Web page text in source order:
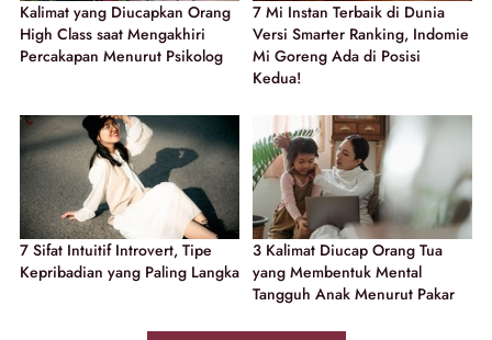
Kalimat yang Diucapkan Orang
High Class saat Mengakhiri
Percakapan Menurut Psikolog
7 Mi Instan Terbaik di Dunia
Versi Smarter Ranking, Indomie
Mi Goreng Ada di Posisi
Kedua!
7 Sifat Intuitif Introvert, Tipe
Kepribadian yang Paling Langka
3 Kalimat Diucap Orang Tua
yang Membentuk Mental
Tangguh Anak Menurut Pakar